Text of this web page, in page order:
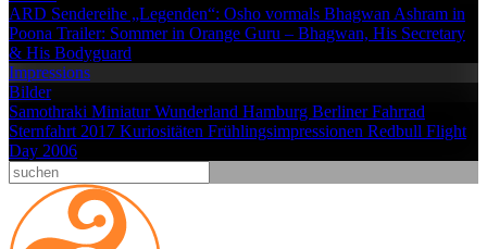
ARD Sendereihe „Legenden“: Osho vormals Bhagwan Ashram in
Poona Trailer: Sommer in Orange Guru – Bhagwan, His Secretary
& His Bodyguard
Impressions
Bilder
Samothraki Miniatur Wunderland Hamburg Berliner Fahrrad
Sternfahrt 2017 Kuriositäten Frühlingsimpressionen Redbull Flight
Day 2006